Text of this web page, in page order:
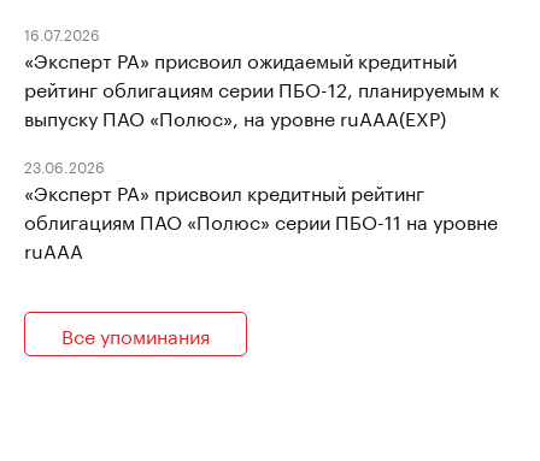
16.07.2026
«Эксперт РА» присвоил ожидаемый кредитный
рейтинг облигациям серии ПБО-12, планируемым к
выпуску ПАО «Полюс», на уровне ruAAA(EXP)
23.06.2026
«Эксперт РА» присвоил кредитный рейтинг
облигациям ПАО «Полюс» серии ПБО-11 на уровне
ruAAA
Все упоминания